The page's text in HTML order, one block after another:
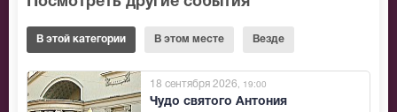
В этой категории В этом месте Везде
Чудо святого Антония
18 сентября 2026 , 19:00